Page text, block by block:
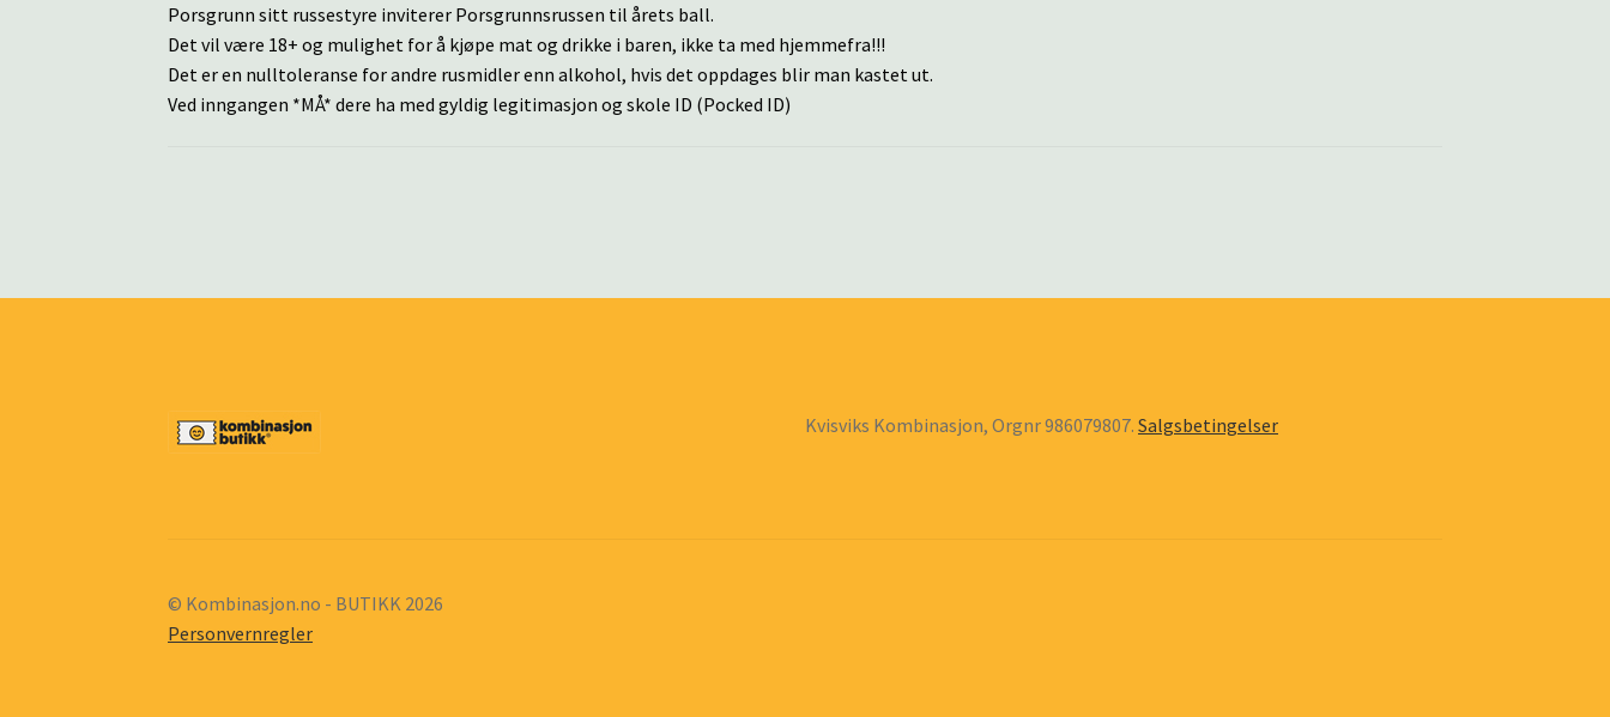
Porsgrunn sitt russestyre inviterer Porsgrunnsrussen til årets ball.
Det vil være 18+ og mulighet for å kjøpe mat og drikke i baren, ikke ta med hjemmefra!!!
Det er en nulltoleranse for andre rusmidler enn alkohol, hvis det oppdages blir man kastet ut.
Ved inngangen *MÅ* dere ha med gyldig legitimasjon og skole ID (Pocked ID)
Kvisviks Kombinasjon, Orgnr 986079807. Salgsbetingelser
© Kombinasjon.no - BUTIKK 2026
Personvernregler